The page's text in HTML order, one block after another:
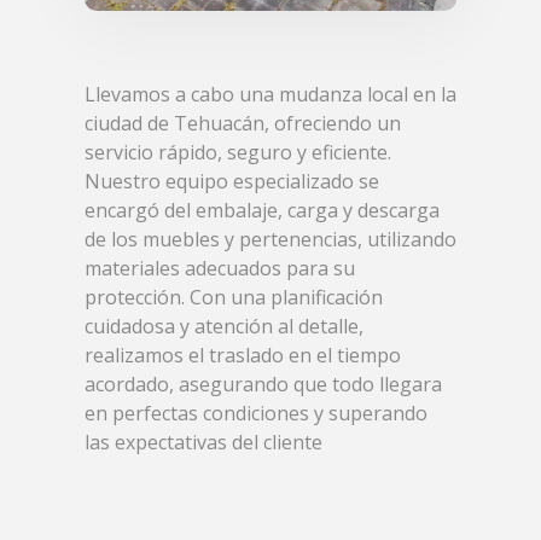
Llevamos a cabo una mudanza local en la
ciudad de Tehuacán, ofreciendo un
servicio rápido, seguro y eficiente.
Nuestro equipo especializado se
encargó del embalaje, carga y descarga
de los muebles y pertenencias, utilizando
materiales adecuados para su
protección. Con una planificación
cuidadosa y atención al detalle,
realizamos el traslado en el tiempo
acordado, asegurando que todo llegara
en perfectas condiciones y superando
las expectativas del cliente